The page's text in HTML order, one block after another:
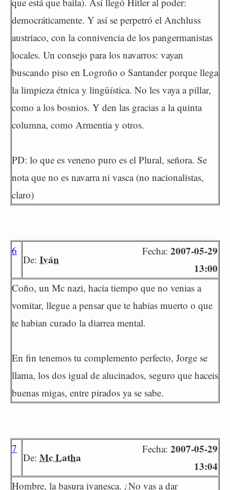
democráticamente. Y así se perpetró el Anchluss
austriaco, con la connivencia de los pangermanistas
locales. Un consejo para los navarros: vayan
buscando piso en Logroño o Santander porque llega
la limpieza étnica y lingüística. No les vaya a pillar,
como a los bosnios. Y den las gracias a la quinta
columna, como Armentia y otros.
PD: lo que es veneno puro es el Plural, señora. Se
nota que no es navarra ni vasca (no nacionalistas,
claro)
6
De: Iván
Fecha: 2007-05-29
13:00
Coño, un Mc nazi, hacia tiempo que no venias a
vomitar, llegue a pensar que te habias muerto o que
te habian curado la diarrea mental.
En fin tenemos tu complemento perfecto, Jorge se
llama, los dos igual de alucinados, seguro que haceis
buenas migas, entre pirados ya se sabe.
7
De: Mc Latha
Fecha: 2007-05-29
13:04
Hombre, la basura ivanesca. ¿No vas a dar